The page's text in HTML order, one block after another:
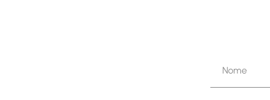
Nome